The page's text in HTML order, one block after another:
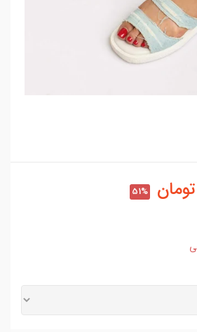
تومان 51%